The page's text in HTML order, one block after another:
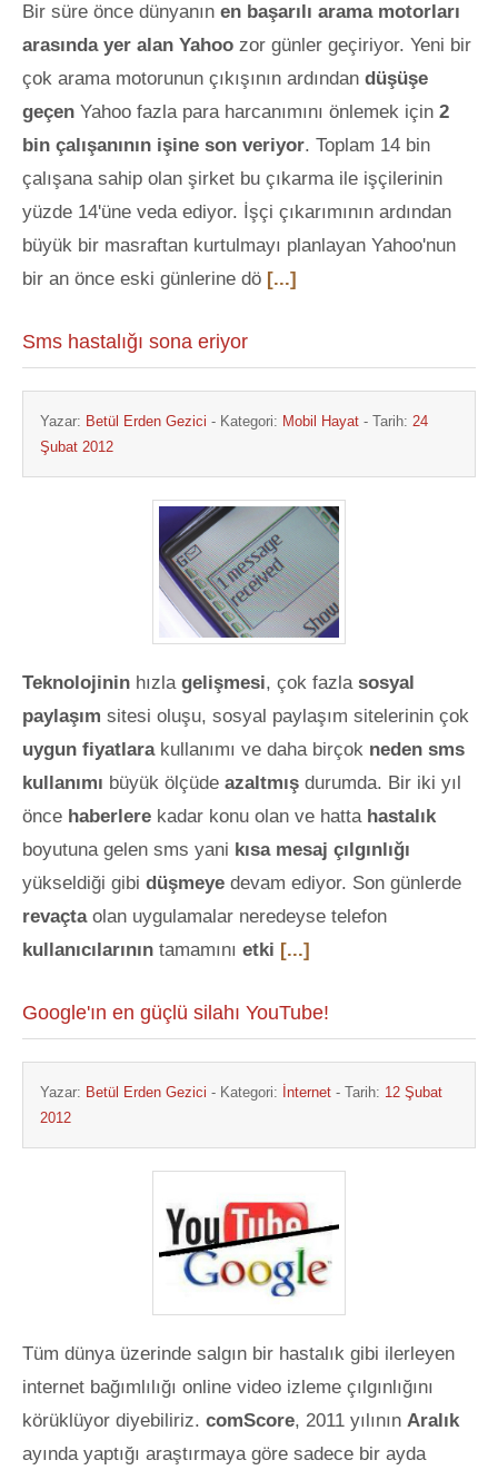
Bir süre önce dünyanın en başarılı arama motorları
arasında yer alan Yahoo zor günler geçiriyor. Yeni bir
çok arama motorunun çıkışının ardından düşüşe
geçen Yahoo fazla para harcanımını önlemek için 2
bin çalışanının işine son veriyor. Toplam 14 bin
çalışana sahip olan şirket bu çıkarma ile işçilerinin
yüzde 14'üne veda ediyor. İşçi çıkarımının ardından
büyük bir masraftan kurtulmayı planlayan Yahoo'nun
bir an önce eski günlerine dö [...]
Sms hastalığı sona eriyor
Yazar: Betül Erden Gezici - Kategori: Mobil Hayat - Tarih: 24
Şubat 2012
Teknolojinin hızla gelişmesi, çok fazla sosyal
paylaşım sitesi oluşu, sosyal paylaşım sitelerinin çok
uygun fiyatlara kullanımı ve daha birçok neden sms
kullanımı büyük ölçüde azaltmış durumda. Bir iki yıl
önce haberlere kadar konu olan ve hatta hastalık
boyutuna gelen sms yani kısa mesaj çılgınlığı
yükseldiği gibi düşmeye devam ediyor. Son günlerde
revaçta olan uygulamalar neredeyse telefon
kullanıcılarının tamamını etki [...]
Google'ın en güçlü silahı YouTube!
Yazar: Betül Erden Gezici - Kategori: İnternet - Tarih: 12 Şubat
2012
Tüm dünya üzerinde salgın bir hastalık gibi ilerleyen
internet bağımlılığı online video izleme çılgınlığını
körüklüyor diyebiliriz. comScore, 2011 yılının Aralık
ayında yaptığı araştırmaya göre sadece bir ayda